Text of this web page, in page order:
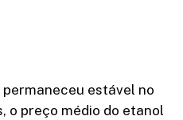
estável no
o preço médio do etanol